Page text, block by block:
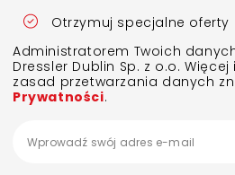
Otrzymuj specjalne oferty
Administratorem Twoich
Dressler Dublin Sp. z o.o.
zasad przetwarzania danych
Prywatności.